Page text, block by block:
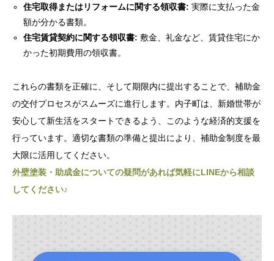
住宅取得またはリフォームに関する領収書: 実際に支払った金
額が分かる書類。
住宅賃貸契約に関する領収書: 敷金、礼金など、賃貸住宅にか
かった初期費用の領収書。
これらの書類を正確に、そして期限内に提出することで、補助金
の交付プロセスがスムーズに進行します。内子町は、新婚世帯が
安心して新生活をスタートできるよう、このような経済的支援を
行っています。適切な書類の準備と提出により、補助金制度を最
大限に活用してください。
外壁塗装・助成金についての疑問があれば気軽にLINEから相談
してください♪